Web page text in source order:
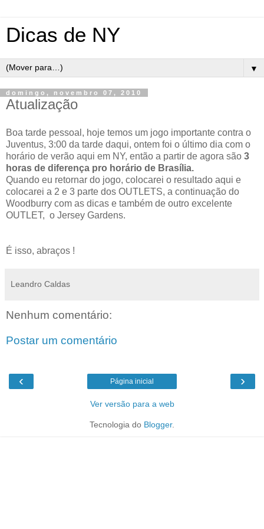
Dicas de NY
▼
domingo, novembro 07, 2010
Atualização
Boa tarde pessoal, hoje temos um jogo importante contra o
Juventus, 3:00 da tarde daqui, ontem foi o último dia com o
horário de verão aqui em NY, então a partir de agora são 3
horas de diferença pro horário de Brasília.
Quando eu retornar do jogo, colocarei o resultado aqui e
colocarei a 2 e 3 parte dos OUTLETS, a continuação do
Woodburry com as dicas e também de outro excelente
OUTLET, o Jersey Gardens.
É isso, abraços !
Leandro Caldas
Nenhum comentário:
Postar um comentário
‹ ›
Página inicial
Ver versão para a web
Tecnologia do Blogger.